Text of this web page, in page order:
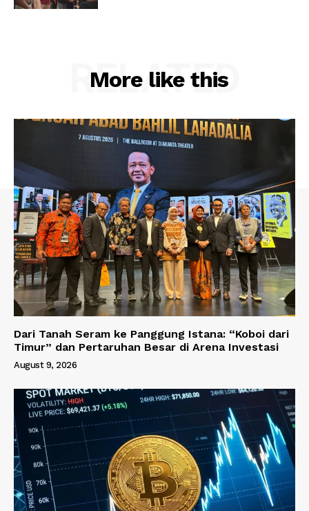
More like this
RELATED
Dari Tanah Seram ke Panggung Istana: “Koboi dari
Timur” dan Pertaruhan Besar di Arena Investasi
August 9, 2026